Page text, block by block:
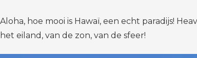
Aloha, hoe mooi is Hawaï, een echt paradijs!
het eiland, van de zon, van de sfeer!